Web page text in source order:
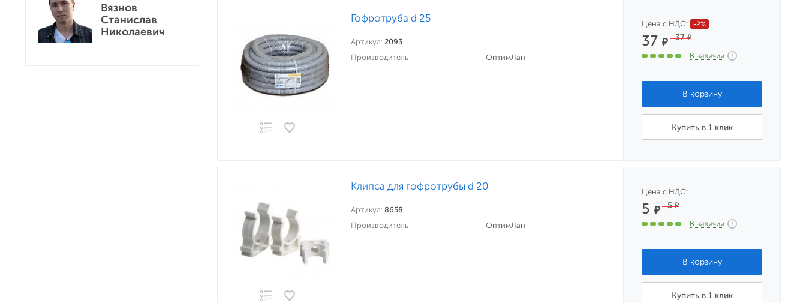
Вязнов
Станислав
Николаевич
Гофротруба d 25
Артикул: 2093
Производитель
ОптимЛан
Цена с НДС: -2%
37₽ 37₽
В наличии
Купить в 1 клик
Клипса для гофротрубы d 20
Артикул: 8658
Производитель
ОптимЛан
Цена с НДС:
5₽ 5₽
В наличии
Купить в 1 клик